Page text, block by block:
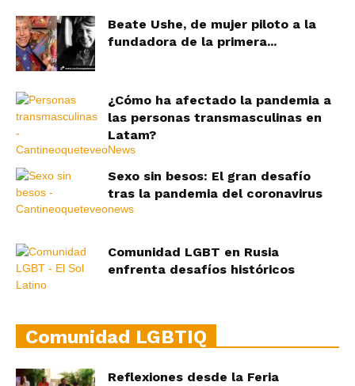
Beate Ushe, de mujer piloto a la
fundadora de la primera...
¿Cómo ha afectado la pandemia a
las personas transmasculinas en
Latam?
Sexo sin besos: El gran desafío
tras la pandemia del coronavirus
Comunidad LGBT en Rusia
enfrenta desafíos históricos
Comunidad LGBTIQ
Reflexiones desde la Feria